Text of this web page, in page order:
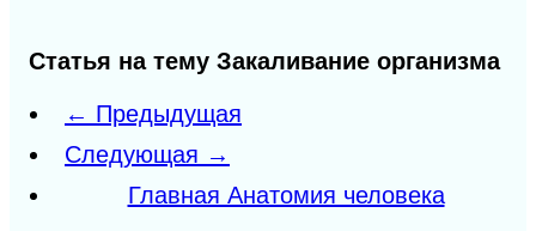
Статья на тему Закаливание организма
← Предыдущая
Следующая →
Главная Анатомия человека